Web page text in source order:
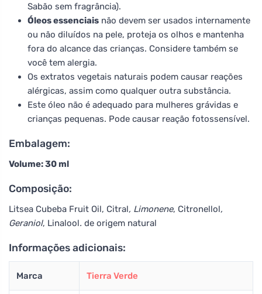
Sabão sem fragrância).
Óleos essenciais não devem ser usados internamente
ou não diluídos na pele, proteja os olhos e mantenha
fora do alcance das crianças. Considere também se
você tem alergia.
Os extratos vegetais naturais podem causar reações
alérgicas, assim como qualquer outra substância.
Este óleo não é adequado para mulheres grávidas e
crianças pequenas. Pode causar reação fotossensível.
Embalagem:
Volume: 30 ml
Composição:
Litsea Cubeba Fruit Oil, Citral, Limonene, Citronellol,
Geraniol, Linalool. de origem natural
Informações adicionais:
Marca Tierra Verde